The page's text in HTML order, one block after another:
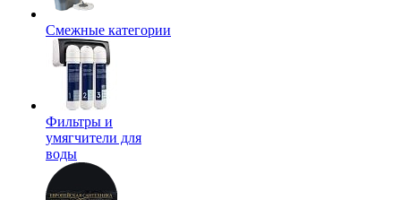
Смежные категории
Фильтры и
умягчители для
воды